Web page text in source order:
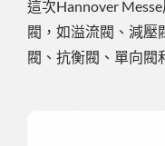
這次Hannover
閥，如溢流閥、減壓
閥、抗衡閥、單向閥